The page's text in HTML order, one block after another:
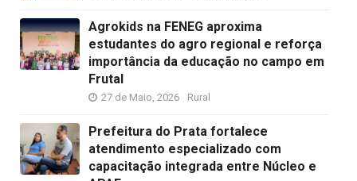
Agrokids na FENEG aproxima
estudantes do agro regional e reforça
importância da educação no campo em
Frutal
27 de Maio, 2026 Rural
Prefeitura do Prata fortalece
atendimento especializado com
capacitação integrada entre Núcleo e